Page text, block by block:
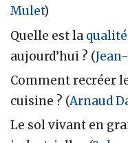
Mulet)
Quelle est la
aujourd’hui ? (
Comment recréer
cuisine ? (Arnaud
Le sol vivant en